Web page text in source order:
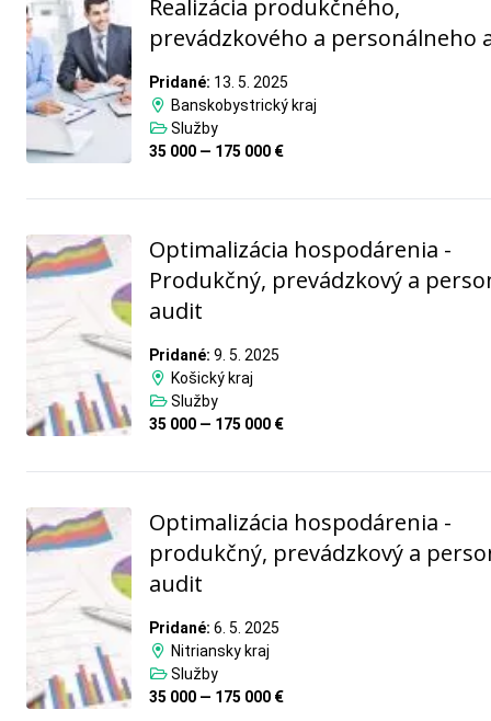
Realizácia produkčného,
prevádzkového a personálneho
Pridané: 13. 5. 2025
Banskobystrický kraj
Služby
35 000 — 175 000 €
Optimalizácia hospodárenia -
Produkčný, prevádzkový a
audit
Pridané: 9. 5. 2025
Košický kraj
Služby
35 000 — 175 000 €
Optimalizácia hospodárenia -
produkčný, prevádzkový a
audit
Pridané: 6. 5. 2025
Nitriansky kraj
Služby
35 000 — 175 000 €